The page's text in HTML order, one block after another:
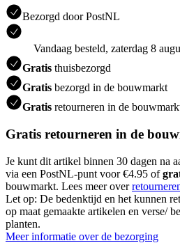
Bezorgd door PostNL
Vandaag besteld, zaterdag 8
Gratis thuisbezorgd
Gratis bezorgd in de bouwmarkt
Gratis retourneren in de
Gratis retourneren in de
Je kunt dit artikel binnen 30 dagen na
via een PostNL-punt voor €4.95 of
bouwmarkt. Lees meer over
Let op: De bedenktijd en het kunnen
op maat gemaakte artikelen en verse/
planten.
Meer informatie over de bezorging